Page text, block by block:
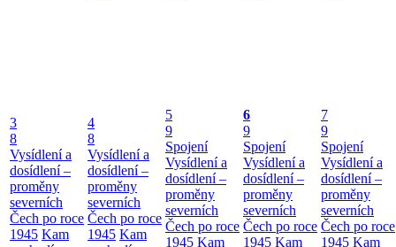
3
8
Vysídlení a
dosídlení –
proměny
severních
Čech po roce
1945 Kam
4
8
Vysídlení a
dosídlení –
proměny
severních
Čech po roce
1945 Kam
5
9
Spojení
Vysídlení a
dosídlení –
proměny
severních
Čech po roce
1945 Kam
6
9
Spojení
Vysídlení a
dosídlení –
proměny
severních
Čech po roce
1945 Kam
7
9
Spojení
Vysídlení a
dosídlení –
proměny
severních
Čech po roce
1945 Kam